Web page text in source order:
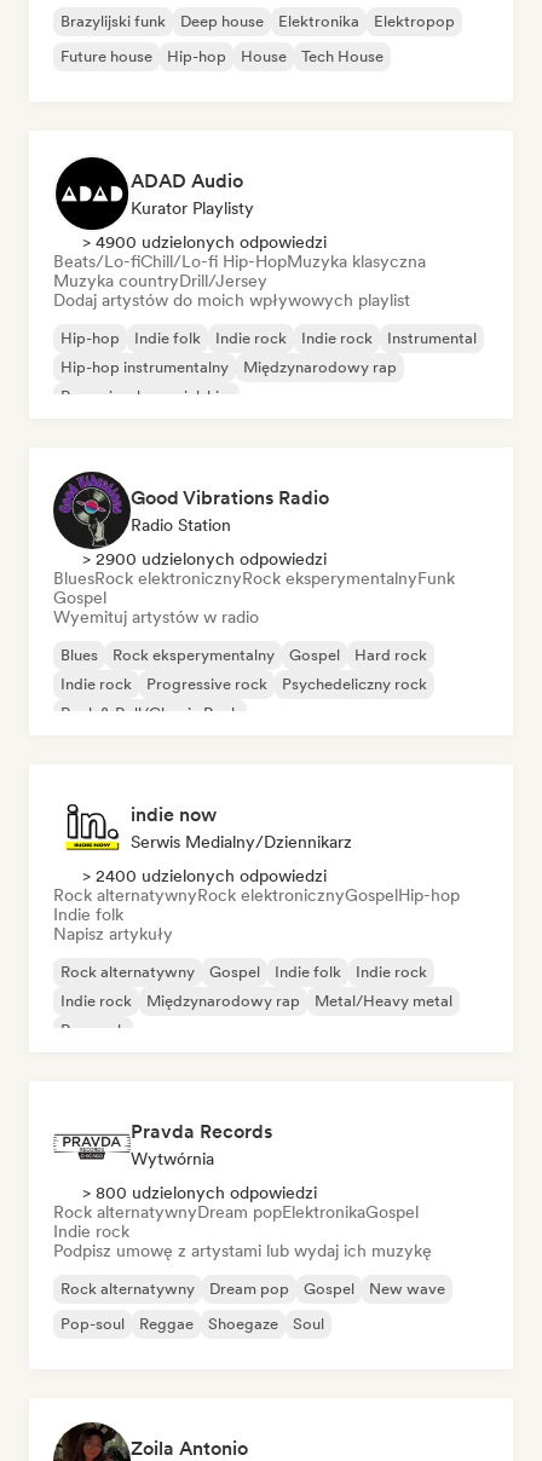
Brazylijski funk Deep house Elektronika
Elektropop
Future house
Hip-hop House Tech House
ADAD Audio
Kurator Playlisty
> 4900 udzielonych odpowiedzi
Beats/Lo-fiChill/Lo-fi Hip-HopMuzyka klasyczna
Muzyka countryDrill/Jersey
Dodaj artystów do moich wpływowych playlist
Hip-hop Indie folk Indie rock Indie rock
Instrumental
Hip-hop instrumentalny
Międzynarodowy rap
Rap w języku angielskim
Good Vibrations Radio
Radio Station
> 2900 udzielonych odpowiedzi
BluesRock elektronicznyRock eksperymentalnyFunk
Gospel
Wyemituj artystów w radio
Blues Rock eksperymentalny Gospel
Hard rock
Indie rock
Progressive rock
Psychedeliczny rock
Rock & Roll/Classic Rock
indie now
Serwis Medialny/Dziennikarz
> 2400 udzielonych odpowiedzi
Rock alternatywnyRock elektronicznyGospelHip-hop
Indie folk
Napisz artykuły
Rock alternatywny Gospel Indie folk
Indie rock
Indie rock
Międzynarodowy rap
Metal/Heavy metal
Pop rock
Pravda Records
Wytwórnia
> 800 udzielonych odpowiedzi
Rock alternatywnyDream popElektronikaGospel
Indie rock
Podpisz umowę z artystami lub wydaj ich muzykę
Rock alternatywny Dream pop Gospel
New wave
Pop-soul
Reggae Shoegaze Soul
Zoila Antonio